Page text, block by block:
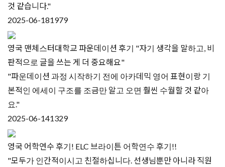
것 같습니다."
2025-06-181979
영국 맨체스터대학교 파운데이션 후기 "자기 생각을 말하고, 비
판적으로 글을 쓰는 게 더 중요해요"
"파운데이션 과정 시작하기 전에 아카데믹 영어 표현이랑 기
본적인 에세이 구조를 조금만 알고 오면 훨씬 수월할 것 같아
요."
2025-06-141329
영국 어학연수 후기! ELC 브라이튼 어학연수 후기!!
"모두가 인간적이시고 친절하십니다. 선생님뿐만 아니라 직원